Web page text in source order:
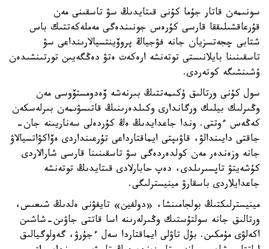
سونىمەن قاتار جۇما كۇنى قىتايدىڭ سۋ تاسقىنى مەن
قۇرعاقشىلىققا قارسى كۇرەس جونىندەگى مەملەكەتتىك باس
شتابى چجەتسزيان جانە فۋجياڭ پروۆينتسيالارىنداعى سۋ
تاسقىنىنا بايلانىستى توتەنشە ارەكەت ەتۋ دەڭگەيىن تورتىنشىدەن
ۇشىنشىگە كوتەردى.
سول كۇنى ورتالىق ۇكىمەتتىڭ بىرنەشە ۆەدومستۆوسى مەن
وڭىرلىك بيلىك ورگاندارى وكىلدەرىنىڭ قاتىسۋىمەن بىرلەسكەن
كەڭەس ءوتتى. وندا جاعدايدىڭ ەڭ كۇردەلى سەناريىنە جان-
جاقتى دايىندالۋ، قاۋىپتى ايماقتارداعى تۇرعىنداردى ەۆاكۋاتسيالاۋ
جانە وزەندەر مەن كولدەردەگى سۋ تاسقىنىنا قارسى شارالاردى
كۇشەيتۋ تاپسىرىلدى، دەپ حابارلادى قىتايدىڭ توتەنشە
جاعدايلاردى باسقارۋ مينيسترلىگى.
مينيسترلىكتىڭ بولجامىنشا، «دولفين» تايفۋنى ەلدىڭ شىعىس،
ورتالىق جانە سولتۇستىك وڭىرلەرىنە اسا قاتتى جاۋىن-شاشىن
اكەلۋى مۇمكىن. بۇل تاۋلى ايماقتاردا سەل ءجۇرۋ، گەولوگيالىق